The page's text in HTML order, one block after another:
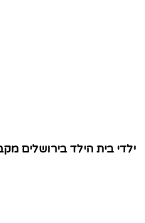
ילדי בית הילד בירושלים